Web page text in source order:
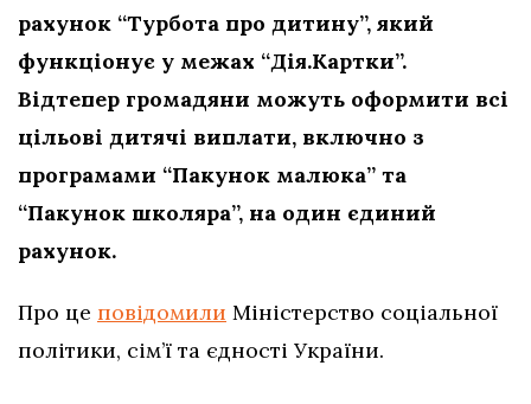
рахунок “Турбота про дитину”, який
функціонує у межах “Дія.Картки”.
Відтепер громадяни можуть оформити всі
цільові дитячі виплати, включно з
програмами “Пакунок малюка” та
“Пакунок школяра”, на один єдиний
рахунок.
Про це повідомили Міністерство соціальної
політики, сім’ї та єдності України.